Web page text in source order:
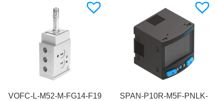
VOFC-L-M52-M-FG14-F19
SPAN-P10R-M5F-PNLK-